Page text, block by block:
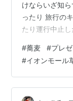
けならいざ知
ったり 旅行の
たり運行中止
バスの運転手
くなって、暇
息子っち2号が
の航空便が 確
#蕎麦 #プレ
#イオンモール